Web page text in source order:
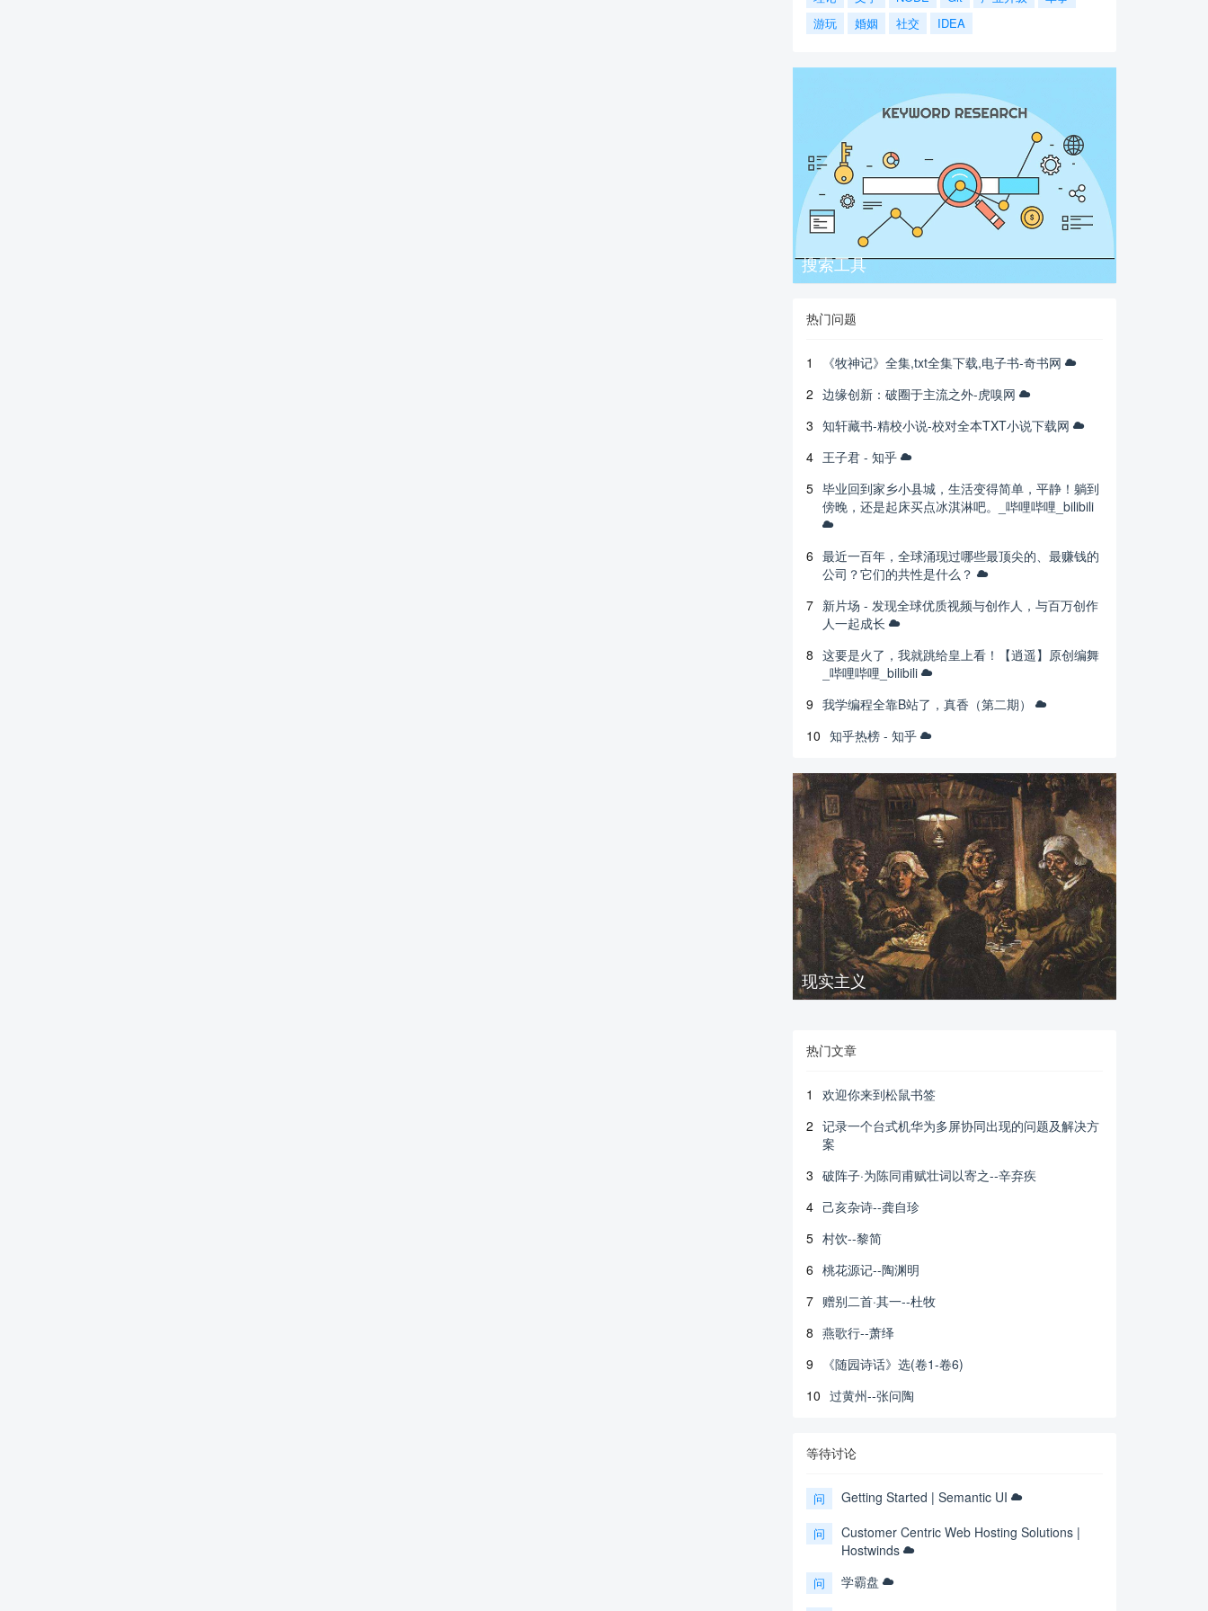
游玩
婚姻 社交 IDEA
搜索工具
热门问题
1
《牧神记》全集,txt全集下载,电子书-奇书网
2 边缘创新：破圈于主流之外-虎嗅网
3 知轩藏书-精校小说-校对全本TXT小说下载网
4 王子君 - 知乎
5 毕业回到家乡小县城，生活变得简单，平静！躺到
傍晚，还是起床买点冰淇淋吧。_哔哩哔哩_bilibili
6 最近一百年，全球涌现过哪些最顶尖的、最赚钱的
公司？它们的共性是什么？
7 新片场 - 发现全球优质视频与创作人，与百万创作
人一起成长
8 这要是火了，我就跳给皇上看！【逍遥】原创编舞
_哔哩哔哩_bilibili
9 我学编程全靠B站了，真香（第二期）
10 知乎热榜 - 知乎
现实主义
热门文章
1
欢迎你来到松鼠书签
2 记录一个台式机华为多屏协同出现的问题及解决方
案
3 破阵子·为陈同甫赋壮词以寄之--辛弃疾
4 己亥杂诗--龚自珍
5 村饮--黎简
6 桃花源记--陶渊明
7 赠别二首·其一--杜牧
8 燕歌行--萧绎
9
《随园诗话》选(卷1-卷6)
10 过黄州--张问陶
等待讨论
问 Getting Started | Semantic UI
问
Customer Centric Web Hosting Solutions |
Hostwinds
问 学霸盘